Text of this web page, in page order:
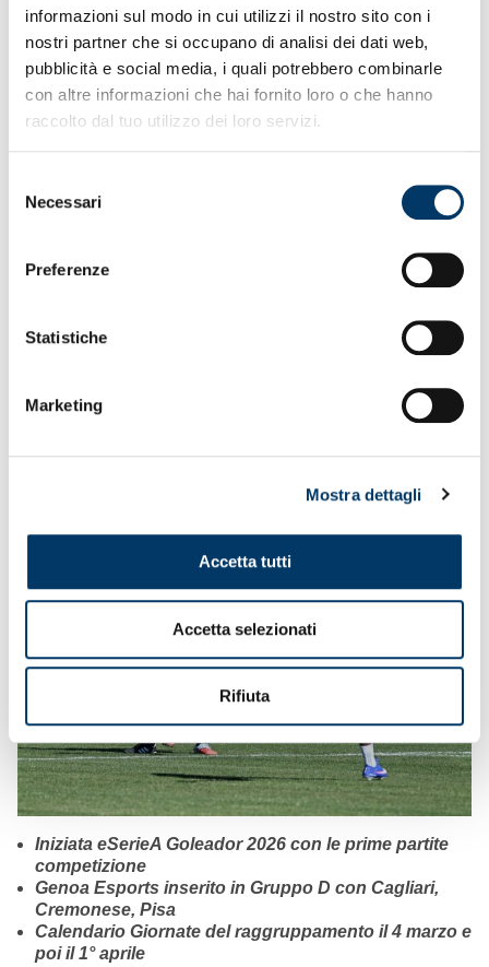
informazioni sul modo in cui utilizzi il nostro sito con i
nostri partner che si occupano di analisi dei dati web,
pubblicità e social media, i quali potrebbero combinarle
con altre informazioni che hai fornito loro o che hanno
raccolto dal tuo utilizzo dei loro servizi.
delNecessari
Preferenze
Statistiche
Marketing
Mostra dettagli
Accetta tutti
Accetta selezionati
Rifiuta
Ostigard tre le marcature firmate di testa da
nazionale norvegese
Martin risulta 2° Serie A Enilive per cross (58) riusciti
dopo Di Marco
Genoa 5° duelli vinti (media 38,2) Torino 1° (media di
40 a match)
Iniziata eSerieA Goleador 2026 con le prime partite
competizione
Genoa Esports inserito in Gruppo D con Cagliari,
Cremonese, Pisa
Calendario Giornate del raggruppamento il 4 marzo e
poi il 1° aprile